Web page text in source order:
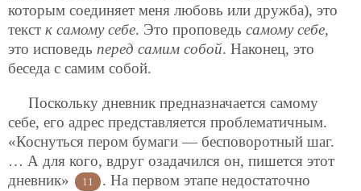
которым соединяет меня любовь или дружба), это
текст к самому себе. Это проповедь самому себе,
это исповедь перед самим собой. Наконец, это
беседа с самим собой.
Поскольку дневник предназначается самому
себе, его адрес представляется проблематичным.
«Коснуться пером бумаги — бесповоротный шаг.
… А для кого, вдруг озадачился он, пишется этот
дневник»
11
. На первом этапе недостаточно